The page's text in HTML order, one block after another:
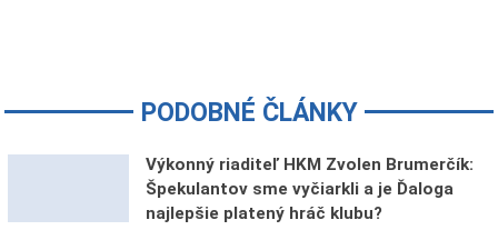
PODOBNÉ ČLÁNKY
Výkonný riaditeľ HKM Zvolen Brumerčík:
Špekulantov sme vyčiarkli a je Ďaloga
najlepšie platený hráč klubu?